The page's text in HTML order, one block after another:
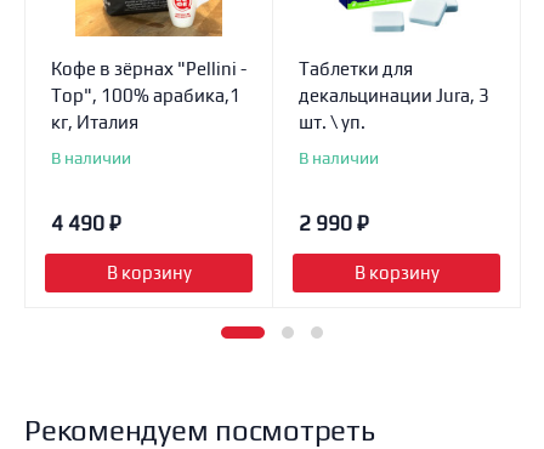
Кофе в зёрнах "Pellini -
Top", 100% арабика,1
кг, Италия
В наличии
4 490 ₽
В корзину
Таблетки для
декальцинации Jura, 3
шт. \ уп.
В наличии
2 990 ₽
В корзину
Рекомендуем посмотреть